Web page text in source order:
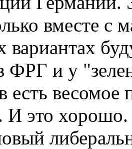
вместе
ФРГ и у
есть весомое
И это